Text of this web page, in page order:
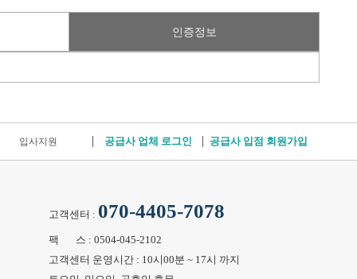
인증정보
입사지원 공급사 업체 로그인 공급사 입점 회원가입
고객센터 : 070-4405-7078
팩 스 : 0504-045-2102
고객센터 운영시간 : 10시00분 ~ 17시 까지